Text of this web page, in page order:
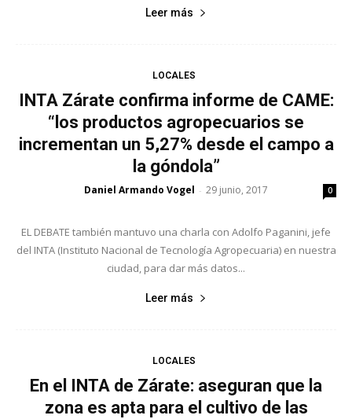
Leer más
LOCALES
INTA Zárate confirma informe de CAME:
“los productos agropecuarios se
incrementan un 5,27% desde el campo a
la góndola”
Daniel Armando Vogel - 29 junio, 2017 0
EL DEBATE también mantuvo una charla con Adolfo Paganini, jefe
del INTA (Instituto Nacional de Tecnología Agropecuaria) en nuestra
ciudad, para dar más datos...
Leer más
LOCALES
En el INTA de Zárate: aseguran que la
zona es apta para el cultivo de las